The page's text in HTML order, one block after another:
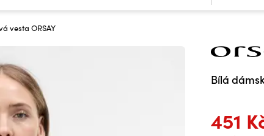
vesta ORSAY
Bílá
451